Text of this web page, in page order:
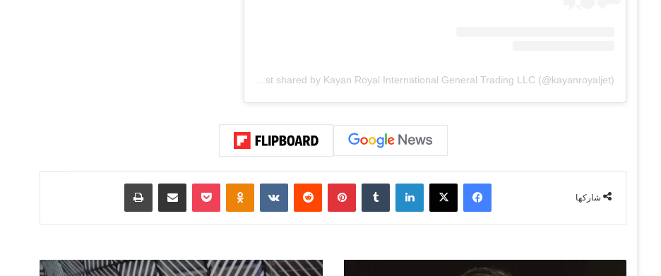
شاركها
فيسبوك ‫X لينكدإن ‏Tumblr بينتيريست ‏Reddit
‏VKontakte
Odnoklassniki
‫Pocket مشاركة عبر البريد طباعة
ف